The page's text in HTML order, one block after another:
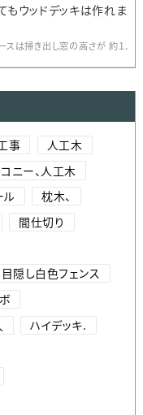
もウッドデッキは作れま
スは掃き出し窓の高さが 約１．
事
人工木
ニー、人工木
ル
枕木、
間仕切り
目隠し白色フェンス
ハイデッキ.